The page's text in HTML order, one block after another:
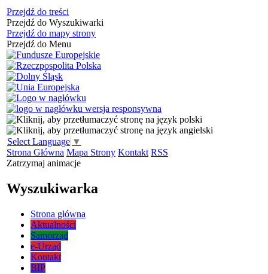
Przejdź do treści
Przejdź do Wyszukiwarki
Przejdź do mapy strony
Przejdź do Menu
Select Language ▼
Strona Główna Mapa Strony Kontakt RSS
Zatrzymaj animacje
Wyszukiwarka
Strona główna
Aktualności
Samorząd
e-Urząd
Kontakt
BIP